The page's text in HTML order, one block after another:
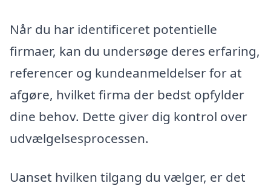
Når du har identificeret potentielle
firmaer, kan du undersøge deres erfaring,
referencer og kundeanmeldelser for at
afgøre, hvilket firma der bedst opfylder
dine behov. Dette giver dig kontrol over
udvælgelsesprocessen.
Uanset hvilken tilgang du vælger, er det